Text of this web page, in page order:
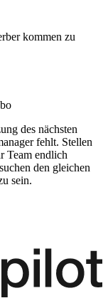
kommen zu
des nächsten
fehlt. Stellen
Team endlich
den gleichen
sein.